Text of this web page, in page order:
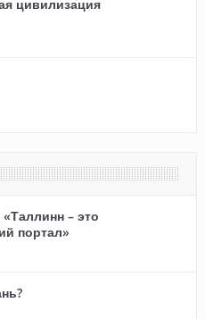
цивилизация
– это
портал»